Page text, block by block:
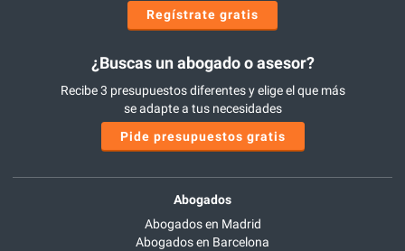
Regístrate gratis
¿Buscas un abogado o asesor?
Recibe 3 presupuestos diferentes y elige el que más
se adapte a tus necesidades
Pide presupuestos gratis
Abogados
Abogados en Madrid
Abogados en Barcelona